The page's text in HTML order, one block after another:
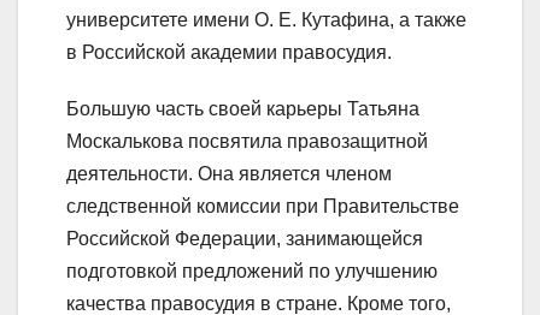
университете имени О. Е. Кутафина, а также
в Российской академии правосудия.
Большую часть своей карьеры Татьяна
Москалькова посвятила правозащитной
деятельности. Она является членом
следственной комиссии при Правительстве
Российской Федерации, занимающейся
подготовкой предложений по улучшению
качества правосудия в стране. Кроме того,